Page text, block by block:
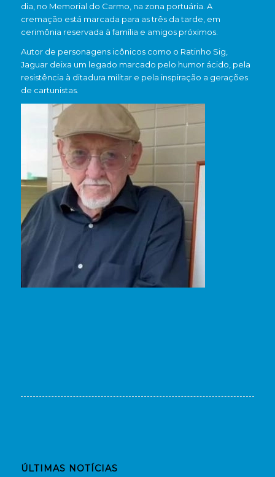
dia, no Memorial do Carmo, na zona portuária. A
cremação está marcada para as três da tarde, em
cerimônia reservada à família e amigos próximos.
Autor de personagens icônicos como o Ratinho Sig,
Jaguar deixa um legado marcado pelo humor ácido, pela
resistência à ditadura militar e pela inspiração a gerações
de cartunistas.
ÚLTIMAS NOTÍCIAS